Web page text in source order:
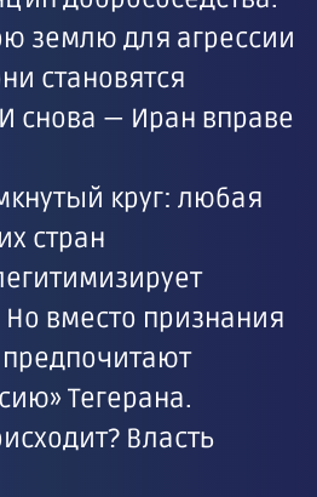
землю для агрессии
становятся
снова — Иран вправе
круг: любая
стран
вместо признания
Тегерана.
Власть